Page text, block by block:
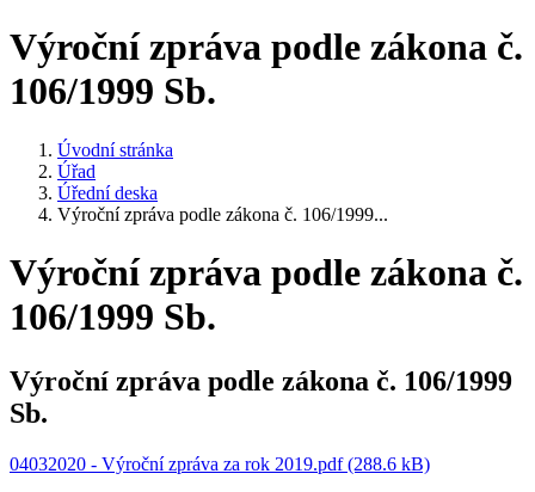
Výroční zpráva podle zákona č.
106/1999 Sb.
Úvodní stránka
Úřad
Úřední deska
Výroční zpráva podle zákona č. 106/1999...
Výroční zpráva podle zákona č.
106/1999 Sb.
Výroční zpráva podle zákona č. 106/1999
Sb.
04032020 - Výroční zpráva za rok 2019.pdf (288.6 kB)